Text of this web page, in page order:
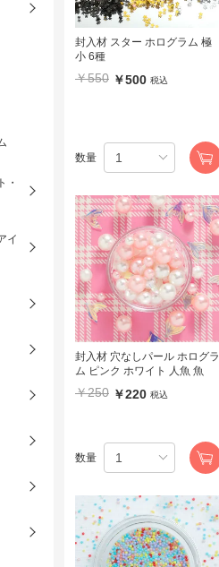
・
イ
封入材 スター ホログラム 極
小 6種
￥550 ￥500 税込
数量
封入材 穴なしパール ホログラ
ム ピンク ホワイト 人魚 魚
￥250 ￥220 税込
数量